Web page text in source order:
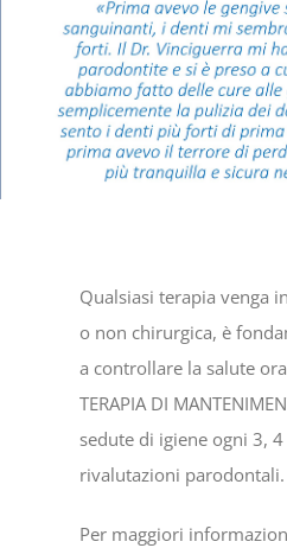
Qualsiasi terapia venga
o non chirurgica, è
a controllare la salute
TERAPIA DI
sedute di igiene ogni 3,
rivalutazioni parodontali.
Per maggiori